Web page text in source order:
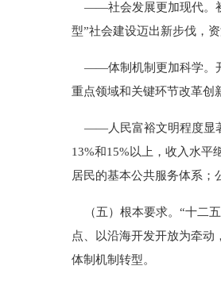
——社会发展更加现代。初
型”社会建设迈出新步伐，
——体制机制更加科学。开
重点领域和关键环节改革创
——人民富裕文明程度显著
13%和15%以上，收入水平
居民的基本公共服务体系
（五）根本要求。“十二
点、以沿海开发开放为牵
体制机制转型。